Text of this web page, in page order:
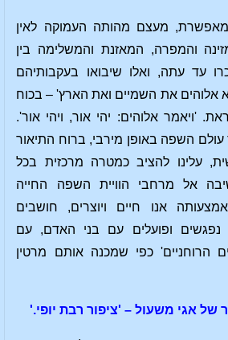
מעצם מהותה העמוקה לאין
והמפרה, המאזנת והמשלימה בין
עד עתה, ואלו שיבואו בעקבותיהם
את השמיים ואת הארץ' – בכוח
'ויאמר אלוהים: יהי אור, ויהי אור'.
עולם השפה באופן מירבי, ברוח התיאור
עלינו להציב כמטרה מרכזית בכל
אל מרחבי הוויית השפה החייה
אנו חיים ויוצרים, חושבים
נפגשים ופועלים עם בני האדם, עם
הרוחניים' כפי שמכנה אותם מרטין
אגי משעול – 'ציפור רבת יופי.'